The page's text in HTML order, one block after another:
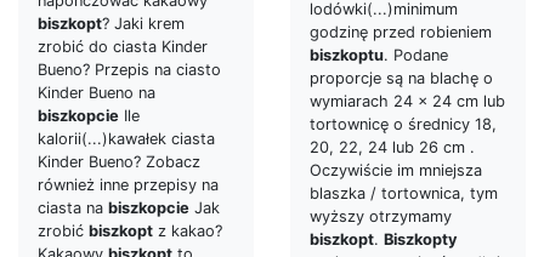
biszkopt? Jaki krem
zrobić do ciasta Kinder
Bueno? Przepis na ciasto
Kinder Bueno na
biszkopcie Ile
kalorii(...)kawałek ciasta
Kinder Bueno? Zobacz
również inne przepisy na
ciasta na biszkopcie Jak
zrobić biszkopt z kakao?
lodówki(...)minimum
godzinę przed robieniem
biszkoptu. Podane
proporcje są na blachę o
wymiarach 24 x 24 cm lub
tortownicę o średnicy 18,
20, 22, 24 lub 26 cm .
Oczywiście im mniejsza
blaszka / tortownica, tym
wyższy otrzymamy
biszkopt. Biszkopty